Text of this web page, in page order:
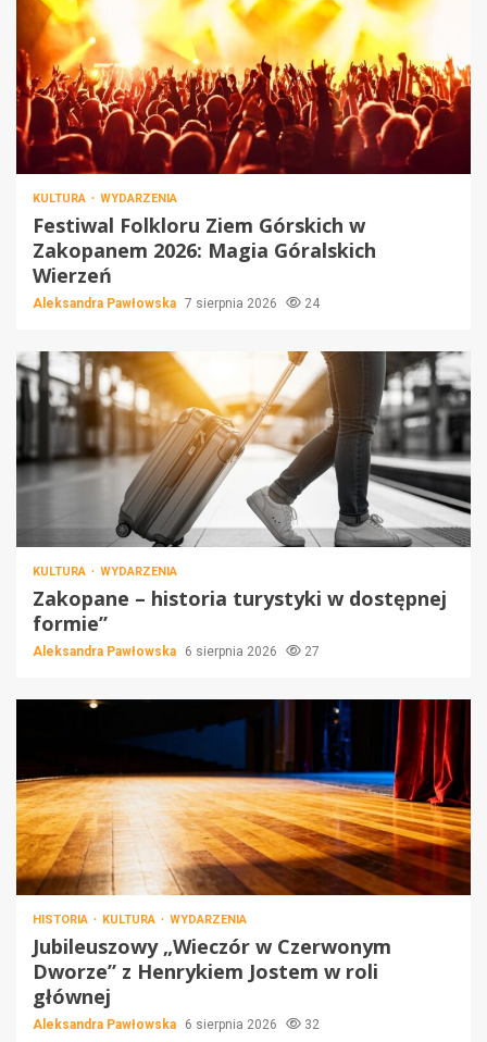
KULTURA WYDARZENIA
Festiwal Folkloru Ziem Górskich w
Zakopanem 2026: Magia Góralskich
Wierzeń
Aleksandra Pawłowska 7 sierpnia 2026 24
KULTURA WYDARZENIA
Zakopane – historia turystyki w dostępnej
formie”
Aleksandra Pawłowska 6 sierpnia 2026 27
HISTORIA KULTURA WYDARZENIA
Jubileuszowy „Wieczór w Czerwonym
Dworze” z Henrykiem Jostem w roli
głównej
Aleksandra Pawłowska 6 sierpnia 2026 32